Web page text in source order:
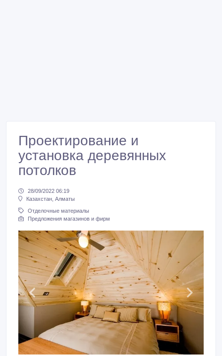
Проектирование и
установка деревянных
потолков
28/09/2022 06:19
Казахстан, Алматы
Отделочные материалы
Предложения магазинов и фирм